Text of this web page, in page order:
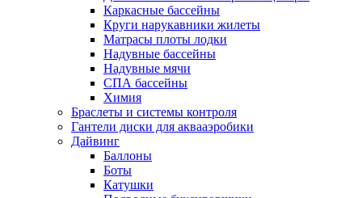
Каркасные бассейны
Круги нарукавники жилеты
Матрасы плоты лодки
Надувные бассейны
Надувные мячи
СПА бассейны
Химия
Браслеты и системы контроля
Гантели диски для аквааэробики
Дайвинг
Баллоны
Боты
Катушки